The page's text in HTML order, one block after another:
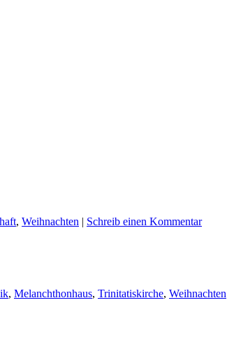
, Weihnachten | Schreib einen Kommentar
, Melanchthonhaus, Trinitatiskirche, Weihnachten